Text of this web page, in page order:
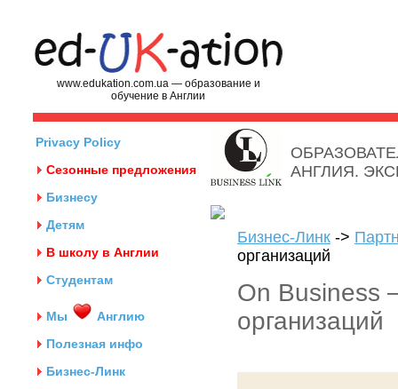
www.edukation.com.ua — образование и
обучение в Англии
Privacy Policy
Сезонные предложения
Бизнесу
Детям
В школу в Англии
Студентам
Мы
Англию
Полезная инфо
Бизнес-Линк
АНГЛИЯ.
Бизнес-Линк ->
организаций
On Business
организаций